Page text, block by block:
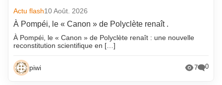
Actu flash10 Août. 2026
À Pompéi, le « Canon » de Polyclète renaît .
À Pompéi, le « Canon » de Polyclète renaît : une nouvelle
reconstitution scientifique en […]
piwi 7 0